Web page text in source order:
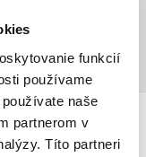
funkcií
používame
naše
partnerom v
Títo partneri